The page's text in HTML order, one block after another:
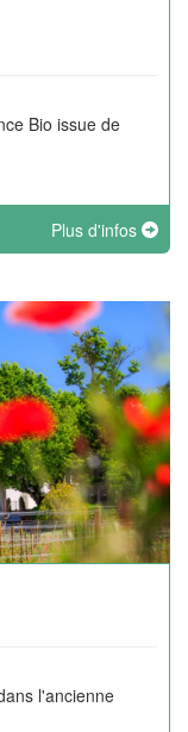
Bio issue de
Plus d'infos
l'ancienne